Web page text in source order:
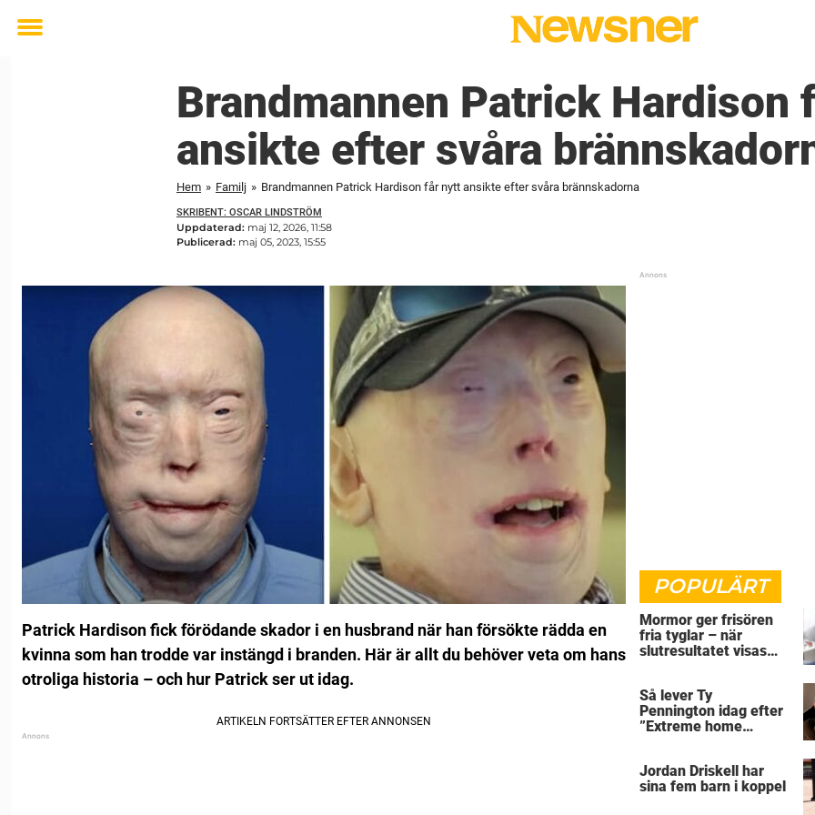
Toggle
Brandmannen Patrick Hardison
ansikte efter svåra
Hem » Familj » Brandmannen Patrick Hardison får nytt ansikte efter svåra brännskadorna
SKRIBENT: OSCAR LINDSTRÖM
Uppdaterad: maj 12, 2026, 11:58
Publicerad: maj 05, 2023, 15:55
Patrick Hardison fick förödande skador i en husbrand när han försökte rädda en
kvinna som han trodde var instängd i branden. Här är allt du behöver veta om hans
otroliga historia – och hur Patrick ser ut idag.
POPULÄRT
Mormor ger frisören
fria tyglar – när
slutresultatet visas
Så lever Ty
Pennington idag efter
”Extreme home
Jordan Driskell har
sina fem barn i koppel